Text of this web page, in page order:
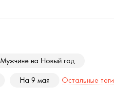
Мужчине на Новый год
На 9 мая Остальные теги